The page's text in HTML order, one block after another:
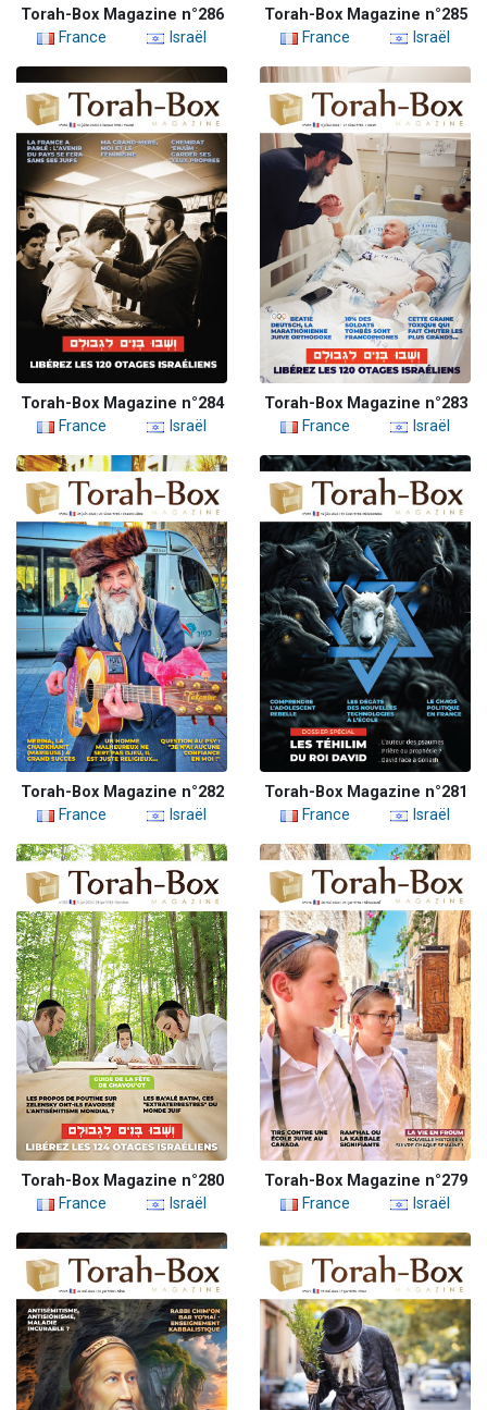
Torah-Box Magazine n°286
France
Israël
Torah-Box Magazine n°285
France
Israël
Torah-Box Magazine n°284
France
Israël
Torah-Box Magazine n°283
France
Israël
Torah-Box Magazine n°282
France
Israël
Torah-Box Magazine n°281
France
Israël
Torah-Box Magazine n°280
France
Israël
Torah-Box Magazine n°279
France
Israël